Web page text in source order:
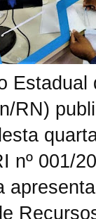
RN)
nº 001/